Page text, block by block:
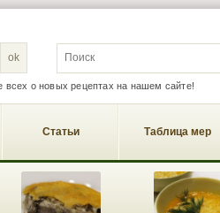
всех о новых рецептах на нашем сайте!
SEARCH FORM
Статьи Таблица мер